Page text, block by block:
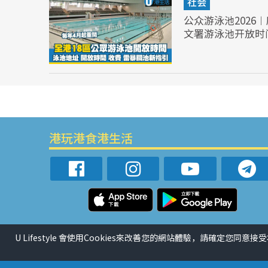
公众游泳池
文署游泳池开放
港玩港食港生活
U Lifestyle 會使用Cookies來改善您的網站體驗，請確定您同意接